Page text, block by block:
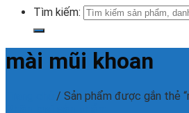
Tìm kiếm:
mài mũi khoan
/ Sản phẩm được gắn thẻ